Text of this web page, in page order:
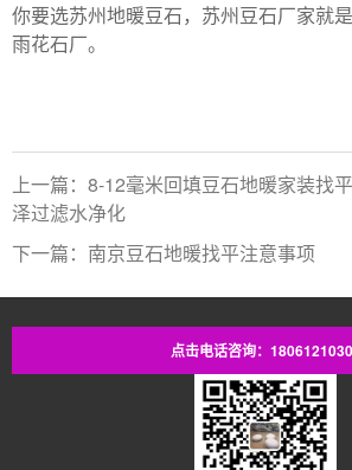
你要选苏州地暖豆石，苏州豆石厂家就
雨花石厂。
上一篇：8-12毫米回填豆石地暖家装找
泽过滤水净化
下一篇：南京豆石地暖找平注意事项
点击电话咨询：